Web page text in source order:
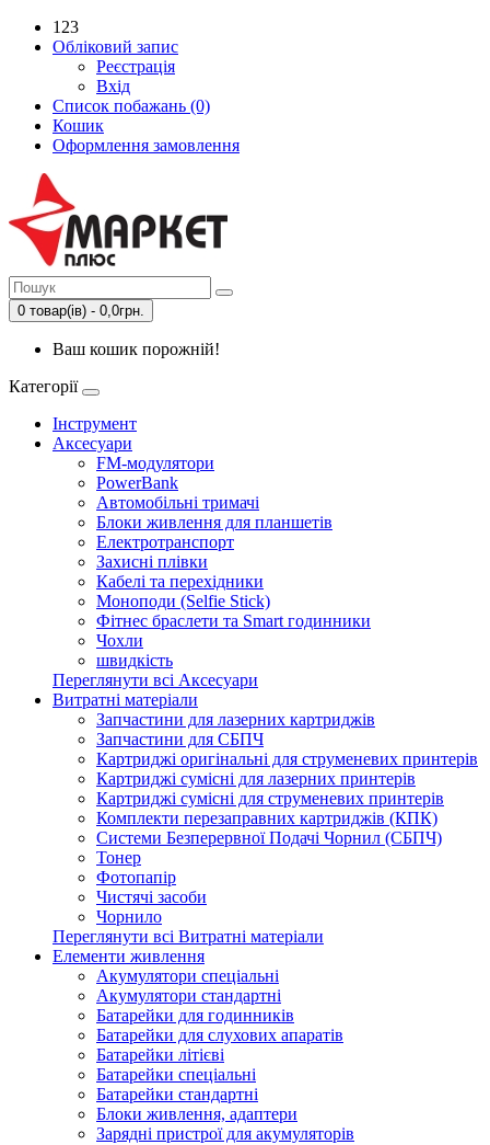
123
Обліковий запис
Реєстрація
Вхід
Список побажань (0)
Кошик
Оформлення замовлення
0 товар(ів) - 0,0грн.
Ваш кошик порожній!
Категорії
Інструмент
Аксесуари
FM-модулятори
PowerBank
Автомобільні тримачі
Блоки живлення для планшетів
Електротранспорт
Захисні плівки
Кабелі та перехідники
Моноподи (Selfie Stick)
Фітнес браслети та Smart годинники
Чохли
швидкість
Переглянути всі Аксесуари
Витратні матеріали
Запчастини для лазерних картриджів
Запчастини для СБПЧ
Картриджі оригінальні для струменевих принтерів
Картриджі сумісні для лазерних принтерів
Картриджі сумісні для струменевих принтерів
Комплекти перезаправних картриджів (КПК)
Системи Безперервної Подачі Чорнил (СБПЧ)
Тонер
Фотопапір
Чистячі засоби
Чорнило
Переглянути всі Витратні матеріали
Елементи живлення
Акумулятори спеціальні
Акумулятори стандартні
Батарейки для годинників
Батарейки для слухових апаратів
Батарейки літієві
Батарейки спеціальні
Батарейки стандартні
Блоки живлення, адаптери
Зарядні пристрої для акумуляторів